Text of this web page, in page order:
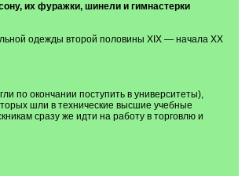
их фуражки, шинели и гимнастерки
одежды второй половины XIX — начала XX
по окончании поступить в университеты),
шли в технические высшие учебные
сразу же идти на работу в торговлю и